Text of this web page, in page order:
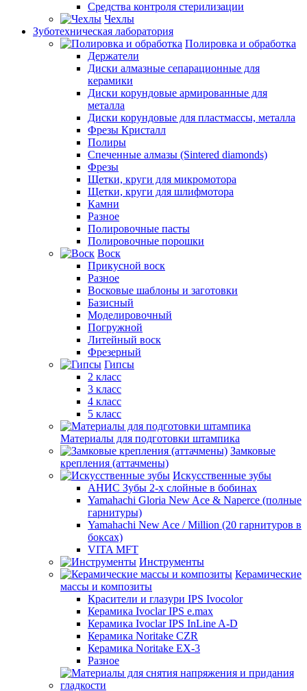
Средства контроля стерилизации
Чехлы
Зуботехническая лаборатория
Полировка и обработка
Держатели
Диски алмазные сепарационные для
керамики
Диски корундовые армированные для
металла
Диски корундовые для пластмассы, металла
Фрезы Кристалл
Полиры
Спеченные алмазы (Sintered diamonds)
Фрезы
Щетки, круги для микромотора
Щетки, круги для шлифмотора
Камни
Разное
Полировочные пасты
Полировочные порошки
Воск
Прикусной воск
Разное
Восковые шаблоны и заготовки
Базисный
Моделировочный
Погружной
Литейный воск
Фрезерный
Гипсы
2 класс
3 класс
4 класс
5 класс
Материалы для подготовки штампика
Замковые
крепления (аттачмены)
Искусственные зубы
АНИС Зубы 2-х слойные в бобинах
Yamahachi Gloria New Ace & Naperce (полные
гарнитуры)
Yamahachi New Ace / Million (20 гарнитуров в
боксах)
VITA MFT
Инструменты
Керамические
массы и композиты
Красители и глазури IPS Ivocolor
Керамика Ivoclar IPS e.max
Керамика Ivoclar IPS InLine A-D
Керамика Noritake CZR
Керамика Noritake EX-3
Разное